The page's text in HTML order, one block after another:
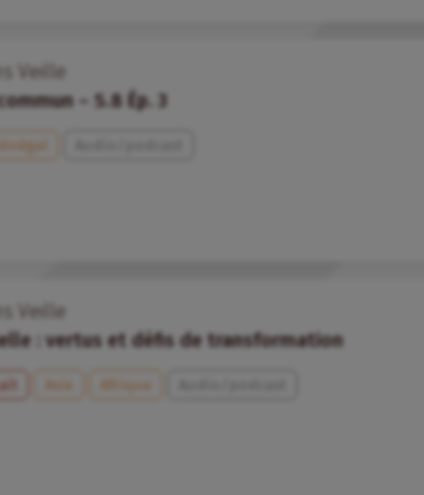
Veille
– S.8 Ép. 3
Sénégal
Veille
: vertus et défis de transformation
Lait Asie Afrique